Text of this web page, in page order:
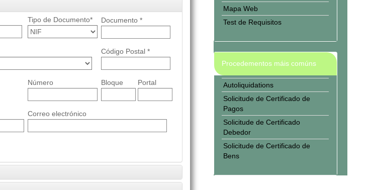
Tipo de Documento* Documento *
Código Postal *
Número Bloque Portal
Correo electrónico
Mapa Web
Test de Requisitos
Procedementos máis comúns
Autoliquidations
Solicitude de Certificado de
Pagos
Solicitude de Certificado
Debedor
Solicitude de Certificado de
Bens